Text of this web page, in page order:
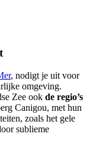
, nodigt je uit voor
omgeving.
Zee ook de regio’s
Canigou, met hun
zoals het gele
sublieme